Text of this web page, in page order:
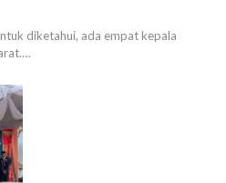
diketahui, ada empat kepala